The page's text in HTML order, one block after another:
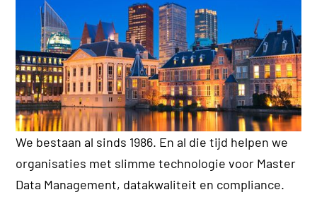
We bestaan al sinds 1986. En al die tijd helpen we
organisaties met slimme technologie voor Master
Data Management, datakwaliteit en compliance.